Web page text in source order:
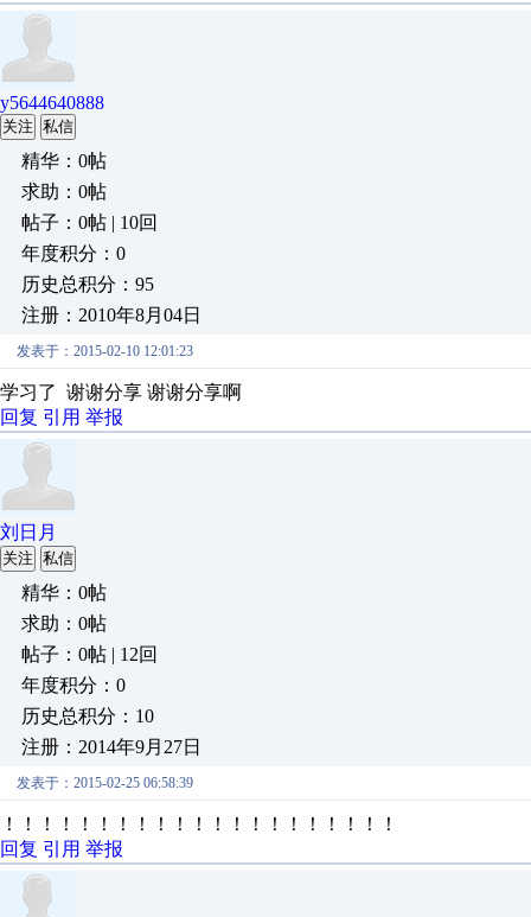
y5644640888
关注 私信
精华：0帖
求助：0帖
帖子：0帖 | 10回
年度积分：0
历史总积分：95
注册：2010年8月04日
发表于：2015-02-10 12:01:23
学习了 谢谢分享 谢谢分享啊
回复 引用 举报
刘日月
关注 私信
精华：0帖
求助：0帖
帖子：0帖 | 12回
年度积分：0
历史总积分：10
注册：2014年9月27日
发表于：2015-02-25 06:58:39
！！！！！！！！！！！！！！！！！！！！！
回复 引用 举报